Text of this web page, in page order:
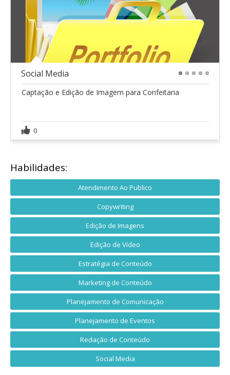
Social Media
Captação e Edição de Imagem para Confeitaria
0
Habilidades:
Atendimento Ao Publico
Copywriting
Edição de Imagens
Edição de Vídeo
Estratégia de Conteúdo
Marketing de Conteúdo
Planejamento de Comunicação
Planejamento de Eventos
Redação de Conteúdo
Social Media